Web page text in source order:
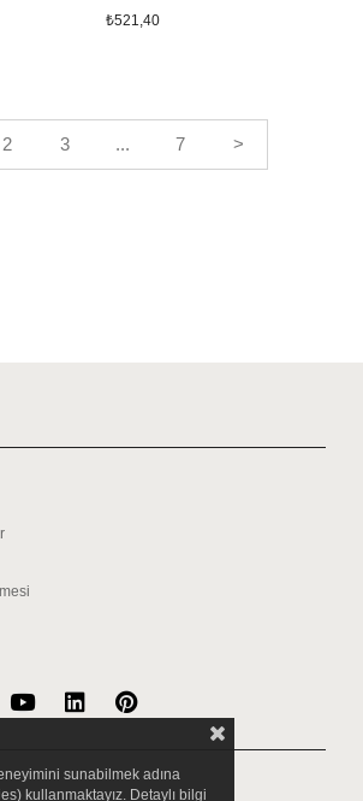
₺521,40
2 3 ... 7 >
sunabilmek adına
kullanmaktayız. Detaylı bilgi